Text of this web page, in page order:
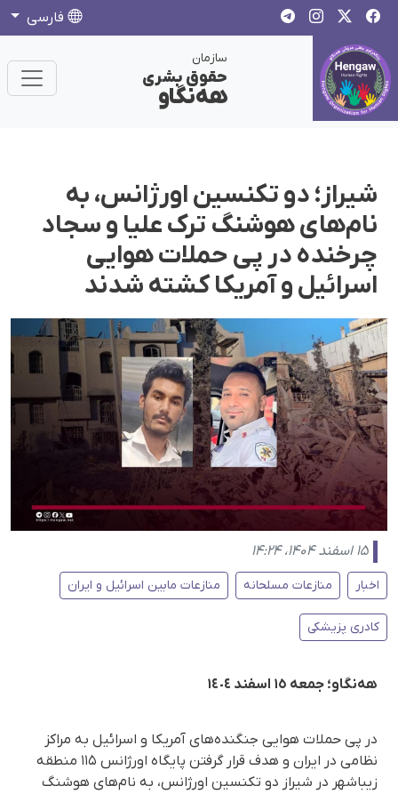
فارسی
سازمان
حقوق بشری
هەنگاو
شیراز؛ دو تکنسین اورژانس، به
نام‌های هوشنگ ترک علیا و سجاد
چرخنده در پی حملات هوایی
اسرائیل و آمریکا کشتە شدند
۱۵ اسفند ۱۴۰۴، ۱۴:۲۴
اخبار منازعات مسلحانه منازعات مابین اسرائیل و ایران
کادری پزیشکی
هەنگاو؛ جمعە ١٥ اسفند ١٤٠٤
در پی حملات هوایی جنگنده‌های آمریکا و اسرائیل به مراکز
نظامی در ایران و هدف قرار گرفتن پایگاه اورژانس ۱۱۵ منطقه
زیباشهر در شیراز دو تکنسین اورژانس، به نام‌های هوشنگ